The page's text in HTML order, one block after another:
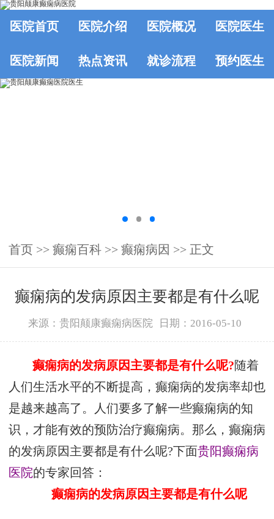
医院首页 医院介绍 医院概况 医院医生
医院新闻 热点资讯 就诊流程 预约医生
首页 >> 癫痫百科 >> 癫痫病因 >> 正文
癫痫病的发病原因主要都是有什么呢
来源：贵阳颠康癫痫病医院 日期：2016-05-10
癫痫病的发病原因主要都是有什么呢?随着
人们生活水平的不断提高，癫痫病的发病率却也
是越来越高了。人们要多了解一些癫痫病的知
识，才能有效的预防治疗癫痫病。那么，癫痫病
的发病原因主要都是有什么呢?下面贵阳癫痫病
医院的专家回答：
癫痫病的发病原因主要都是有什么呢